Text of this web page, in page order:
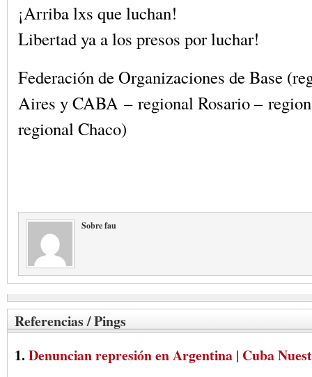
¡Arriba lxs que luchan!
Libertad ya a los presos por luchar!
Federación de Organizaciones de Base
Aires y CABA – regional Rosario –
regional Chaco)
Sobre fau
Referencias / Pings
Denuncian represión en Argentina | Cuba